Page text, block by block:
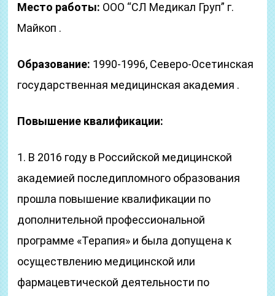
Место работы: ООО “СЛ Медикал Груп” г.
Майкоп .
Образование: 1990-1996, Северо-Осетинская
государственная медицинская академия .
Повышение квалификации:
1. В 2016 году в Российской медицинской
академией последипломного образования
прошла повышение квалификации по
дополнительной профессиональной
программе «Терапия» и была допущена к
осуществлению медицинской или
фармацевтической деятельности по